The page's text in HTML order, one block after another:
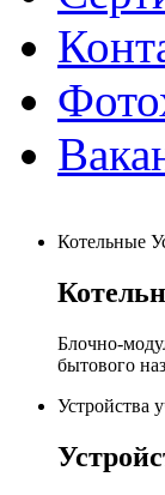
Котельные
Блочно-
бытового
Устройства